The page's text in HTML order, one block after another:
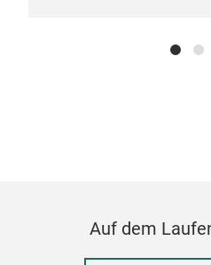
Auf dem